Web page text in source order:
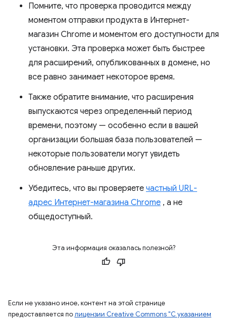
Помните, что проверка проводится между
моментом отправки продукта в Интернет-
магазин Chrome и моментом его доступности для
установки. Эта проверка может быть быстрее
для расширений, опубликованных в домене, но
все равно занимает некоторое время.
Также обратите внимание, что расширения
выпускаются через определенный период
времени, поэтому — особенно если в вашей
организации большая база пользователей —
некоторые пользователи могут увидеть
обновление раньше других.
Убедитесь, что вы проверяете частный URL-
адрес Интернет-магазина Chrome , а не
общедоступный.
Эта информация оказалась полезной?
Если не указано иное, контент на этой странице
предоставляется полицензии Creative Commons "С указанием